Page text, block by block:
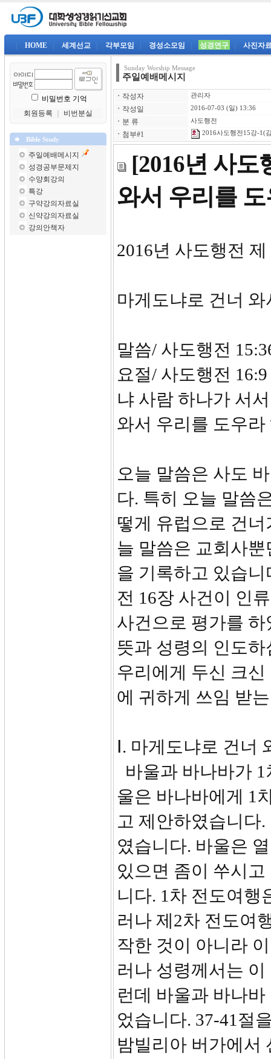
HOME 세계선교 각부모임 경성소모임 성경연구 사진자
비밀번호 기억
회원등록
비번분실
Bible Study
주일예배메시지
성경공부문제지
수양회강의
특강
구약강의자료실
신약강의자료실
강의안책자
Sunday Worship Message
주일예배메시지
ㆍ 작성자 관리자
ㆍ 작성일 2016-07-03 (일) 13:36
ㆍ 분 류 사도행전
ㆍ 첨부#1 2016사도행전15강-1(
[2016년 사도
와서 우리를
2016년 사
마게도냐로 건너
말씀/ 사도행전
요절/ 사도행전
냐 사람 하나가 서
와서 우리를 도우
오늘 말씀은 사도
다. 특히 오늘 말씀
떻게 유럽으로 건
늘 말씀은 교회사
을 기록하고 있습
전 16장 사건이 인
사건으로 평가를
뜻과 성령의 인도
우리에게 두신 크
에 귀하게 쓰임 받
Ⅰ. 마게도냐로 건너
바울과 바나바가
울은 바나바에게 1
고 제안하였습니다
였습니다. 바울은
있으면 좀이 쑤시
니다. 1차 전도여행
러나 제2차 전도여
작한 것이 아니라
러나 성령께서는
런데 바울과 바나
었습니다. 37-41절
밤빌리아 버가에서